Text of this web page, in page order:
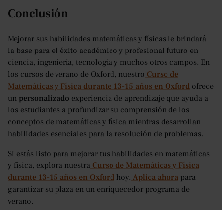
Conclusión
Mejorar sus habilidades matemáticas y físicas le brindará
la base para el éxito académico y profesional futuro en
ciencia, ingeniería, tecnología y muchos otros campos. En
los cursos de verano de Oxford, nuestro Curso de
Matemáticas y Física durante 13-15 años en Oxford ofrece
un personalizado experiencia de aprendizaje que ayuda a
los estudiantes a profundizar su comprensión de los
conceptos de matemáticas y física mientras desarrollan
habilidades esenciales para la resolución de problemas.
Si estás listo para mejorar tus habilidades en matemáticas
y física, explora nuestra Curso de Matemáticas y Física
durante 13-15 años en Oxford hoy. Aplica ahora para
garantizar su plaza en un enriquecedor programa de
verano.